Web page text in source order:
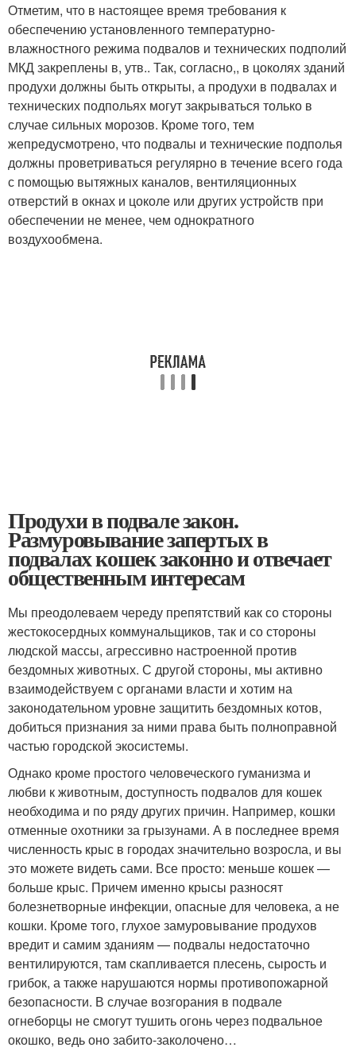
Отметим, что в настоящее время требования к
обеспечению установленного температурно-
влажностного режима подвалов и технических подполий
МКД закреплены в, утв.. Так, согласно,, в цоколях зданий
продухи должны быть открыты, а продухи в подвалах и
технических подпольях могут закрываться только в
случае сильных морозов. Кроме того, тем
жепредусмотрено, что подвалы и технические подполья
должны проветриваться регулярно в течение всего года
с помощью вытяжных каналов, вентиляционных
отверстий в окнах и цоколе или других устройств при
обеспечении не менее, чем однократного
воздухообмена.
Продухи в подвале закон.
Размуровывание запертых в
подвалах кошек законно и отвечает
общественным интересам
Мы преодолеваем череду препятствий как со стороны
жестокосердных коммунальщиков, так и со стороны
людской массы, агрессивно настроенной против
бездомных животных. С другой стороны, мы активно
взаимодействуем с органами власти и хотим на
законодательном уровне защитить бездомных котов,
добиться признания за ними права быть полноправной
частью городской экосистемы.
Однако кроме простого человеческого гуманизма и
любви к животным, доступность подвалов для кошек
необходима и по ряду других причин. Например, кошки
отменные охотники за грызунами. А в последнее время
численность крыс в городах значительно возросла, и вы
это можете видеть сами. Все просто: меньше кошек —
больше крыс. Причем именно крысы разносят
болезнетворные инфекции, опасные для человека, а не
кошки. Кроме того, глухое замуровывание продухов
вредит и самим зданиям — подвалы недостаточно
вентилируются, там скапливается плесень, сырость и
грибок, а также нарушаются нормы противопожарной
безопасности. В случае возгорания в подвале
огнеборцы не смогут тушить огонь через подвальное
окошко, ведь оно забито-заколочено…